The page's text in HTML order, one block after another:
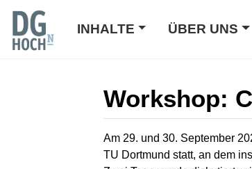
INHALTE ÜBER UNS
Workshop:
Wechseln zu:Navigation,
Am 29. und 30. Sep­tem­ber
TU Dort­mund statt, an dem